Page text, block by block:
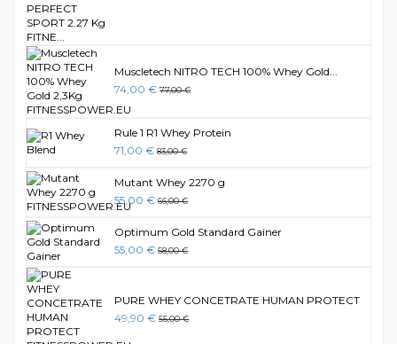
Muscletech NITRO TECH 100% Whey Gold...
74,00 € 77,00 €
Rule 1 R1 Whey Protein
71,00 € 83,00 €
Mutant Whey 2270 g
55,00 € 66,00 €
Optimum Gold Standard Gainer
55,00 € 58,00 €
PURE WHEY CONCETRATE HUMAN PROTECT
49,90 € 55,00 €